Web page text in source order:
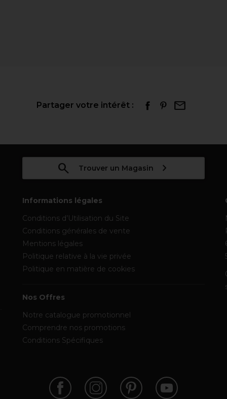
Partager votre intérêt :
Trouver un Magasin
Informations légales
Conditions d’Utilisation du Site
Conditions générales de vente
Mentions légales
Politique relative à la vie privée
Politique en matière de cookies
Nos Offres
Notre catalogue promotionnel
Comprendre nos promotions
Conditions Spécifiques